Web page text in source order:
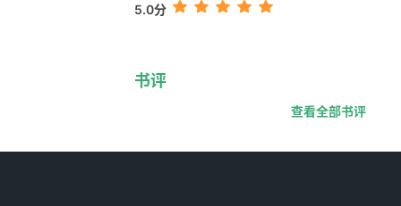
5.0分
书评
查看全部书评